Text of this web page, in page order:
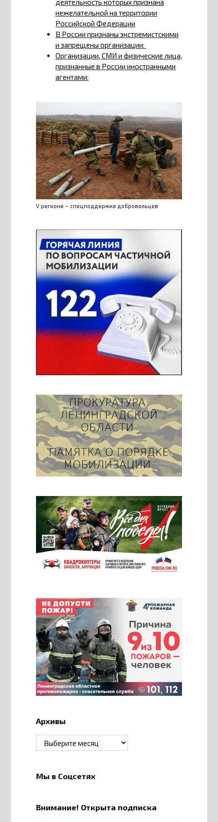
деятельность которых признана
нежелательной на территории
Российской Федерации
В России признаны экстремистскими
и запрещены организации:
Организации, СМИ и физические лица,
признанные в России иностранными
агентами:
V регионе – спецподдержка добровольцев
Архивы
Архивы
Мы в Соцсетях
Внимание! Открыта подписка